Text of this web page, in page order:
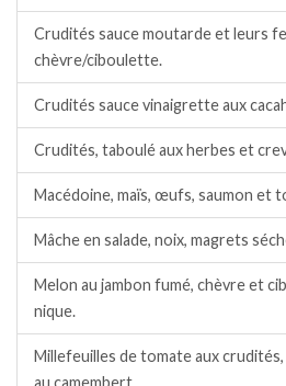
Crudités sauce moutarde et leurs
chèvre/ciboulette.
Crudités sauce vinaigrette aux
Crudités, taboulé aux herbes et
Macédoine, maïs, œufs, saumon et
Mâche en salade, noix, magrets
Melon au jambon fumé, chèvre et
nique.
Millefeuilles de tomate aux
au camembert.